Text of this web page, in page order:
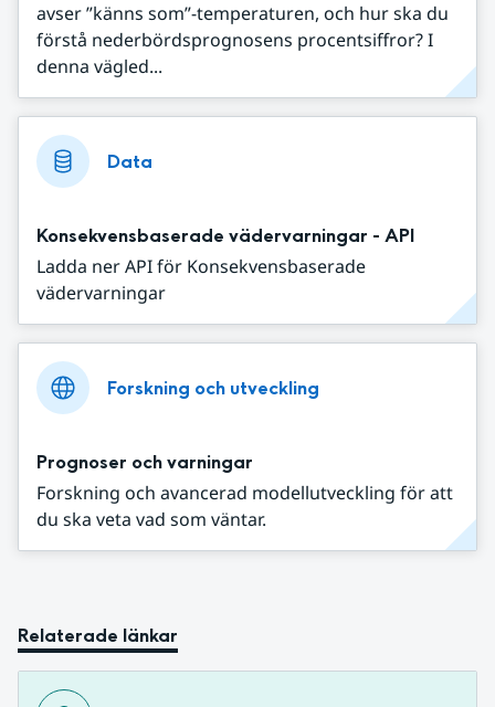
avser ”känns som”-temperaturen, och hur ska du
förstå nederbördsprognosens procentsiffror? I
denna vägled...
Data
Konsekvensbaserade vädervarningar - API
Ladda ner API för Konsekvensbaserade
vädervarningar
Forskning och utveckling
Prognoser och varningar
Forskning och avancerad modellutveckling för att
du ska veta vad som väntar.
Relaterade länkar